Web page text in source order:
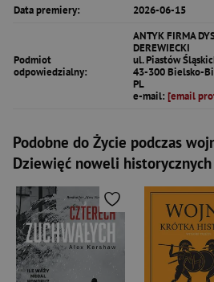
Data premiery:
2026-06-15
Podmiot
odpowiedzialny:
ANTYK FIRMA
DEREWIECKI
ul. Piastów
43-300 Bielsko-
PL
e-mail: [email
Podobne do Życie podczas
Dziewięć noweli historycznych